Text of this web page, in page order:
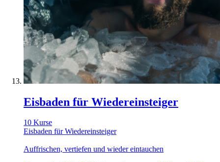
Eisbaden für Wiedereinsteiger
10 Kurse
Eisbaden für Wiedereinsteiger
Auffrischen, vertiefen und wieder eintauchen